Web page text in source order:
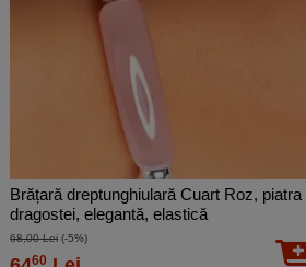
Brățară dreptunghiulară Cuart Roz, piatra
dragostei, elegantă, elastică
68,00 Lei (-5%)
60